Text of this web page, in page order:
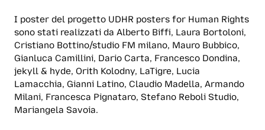
I poster del progetto UDHR posters for Human Rights
sono stati realizzati da Alberto Biffi, Laura Bortoloni,
Cristiano Bottino/studio FM milano, Mauro Bubbico,
Gianluca Camillini, Dario Carta, Francesco Dondina,
jekyll & hyde, Orith Kolodny, LaTigre, Lucia
Lamacchia, Gianni Latino, Claudio Madella, Armando
Milani, Francesca Pignataro, Stefano Reboli Studio,
Mariangela Savoia.